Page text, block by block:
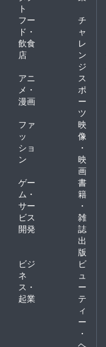
ト
フー
ド・
飲食
店
チ
ャ
レ
ン
ジ
アニ
メ・
漫画
ス
ポ
ー
ツ
ファ
ッ
ショ
ン
映
像
・
映
画
ゲー
ム・
サー
ビス
開発
書
籍
・
雑
誌
出
版
ビジ
ネ
ス・
起業
ビ
ュ
ー
テ
ィ
ー
・